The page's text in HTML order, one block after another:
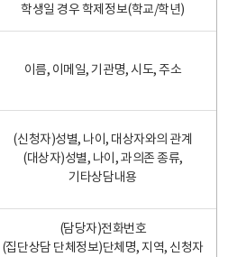
학생일 경우 학제정보(학교/학년)
이름, 이메일, 기관명, 시도, 주소
(신청자)성별, 나이, 대상자와의 관계
(대상자)성별, 나이, 과의존 종류,
기타상담내용
(담당자)전화번호
(집단상담 단체정보)단체명, 지역, 신청자